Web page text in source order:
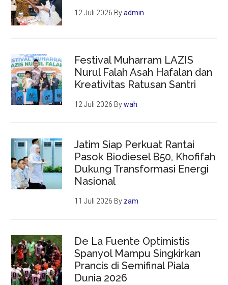
12 Juli 2026 Byadmin
Festival Muharram LAZIS
Nurul Falah Asah Hafalan dan
Kreativitas Ratusan Santri
12 Juli 2026 Bywah
Jatim Siap Perkuat Rantai
Pasok Biodiesel B50, Khofifah
Dukung Transformasi Energi
Nasional
11 Juli 2026 By zam
De La Fuente Optimistis
Spanyol Mampu Singkirkan
Prancis di Semifinal Piala
Dunia 2026